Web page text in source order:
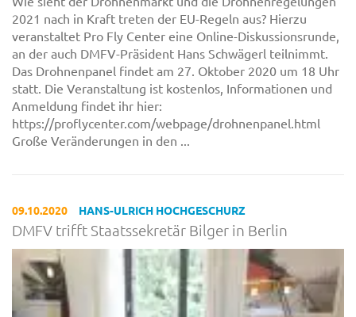
2021 nach in Kraft treten der EU-Regeln aus? Hierzu
veranstaltet Pro Fly Center eine Online-Diskussionsrunde,
an der auch DMFV-Präsident Hans Schwägerl teilnimmt.
Das Drohnenpanel findet am 27. Oktober 2020 um 18 Uhr
statt. Die Veranstaltung ist kostenlos, Informationen und
Anmeldung findet ihr hier:
https://proflycenter.com/webpage/drohnenpanel.html
Große Veränderungen in den ...
09.10.2020 HANS-ULRICH HOCHGESCHURZ
DMFV trifft Staatssekretär Bilger in Berlin